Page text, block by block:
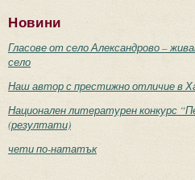
Новини
Гласове от село Александрово –
село
Наш автор с престижно отличие в
Национален литературен конкурс
(резултати)
чети по-нататък